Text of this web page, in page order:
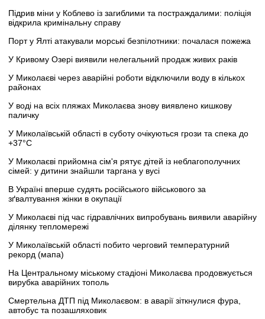
Підрив міни у Коблево із загиблими та постраждалими: поліція
відкрила кримінальну справу
Порт у Ялті атакували морські безпілотники: почалася пожежа
У Кривому Озері виявили нелегальний продаж живих раків
У Миколаєві через аварійні роботи відключили воду в кількох
районах
У воді на всіх пляжах Миколаєва знову виявлено кишкову
паличку
У Миколаївській області в суботу очікуються грози та спека до
+37°C
У Миколаєві прийомна сім'я рятує дітей із неблагополучних
сімей: у дитини знайшли таргана у вусі
В Україні вперше судять російського військового за
зґвалтування жінки в окупації
У Миколаєві під час гідравлічних випробувань виявили аварійну
ділянку тепломережі
У Миколаївській області побито черговий температурний
рекорд (мапа)
На Центральному міському стадіоні Миколаєва продовжується
вирубка аварійних тополь
Смертельна ДТП під Миколаєвом: в аварії зіткнулися фура,
автобус та позашляховик